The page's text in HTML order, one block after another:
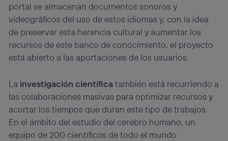
portal se almacenan documentos sonoros y
videográficos del uso de estos idiomas y, con la idea
de preservar esta herencia cultural y aumentar los
recursos de este banco de conocimiento, el proyecto
está abierto a las aportaciones de los usuarios.
La investigación científicatambién está recurriendo a
las colaboraciones masivas para optimizar recursos y
acortar los tiempos que duran este tipo de trabajos.
En el ámbito del estudio del cerebro humano, un
equipo de 200 científicos de todo el mundo